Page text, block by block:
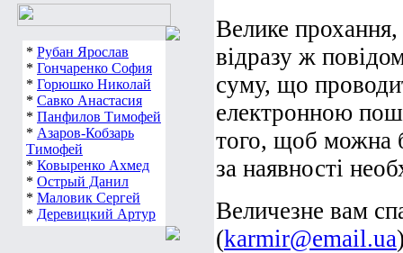
* Рубан Ярослав
* Гончаренко София
* Горюшко Николай
* Савко Анастасия
* Панфилов Тимофей
* Азаров-Кобзарь
Тимофей
* Ковыренко Ахмед
* Острый Данил
* Маловик Сергей
* Деревицкий Артур
Велике
відразу ж
суму, що
електронною
того, щоб можна
за наявності
Величезне вам
(karmir@email.ua